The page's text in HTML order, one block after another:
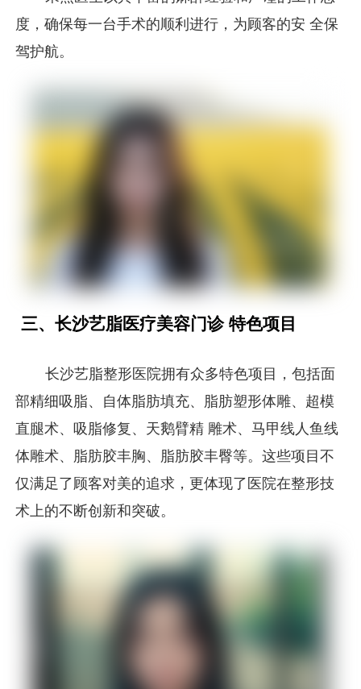
度，确保每一台手术的顺利进行，为顾客的安 全保
驾护航。
三、长沙艺脂医疗美容门诊 特色项目
长沙艺脂整形医院拥有众多特色项目，包括面
部精细吸脂、自体脂肪填充、脂肪塑形体雕、超模
直腿术、吸脂修复、天鹅臂精 雕术、马甲线人鱼线
体雕术、脂肪胶丰胸、脂肪胶丰臀等。这些项目不
仅满足了顾客对美的追求，更体现了医院在整形技
术上的不断创新和突破。